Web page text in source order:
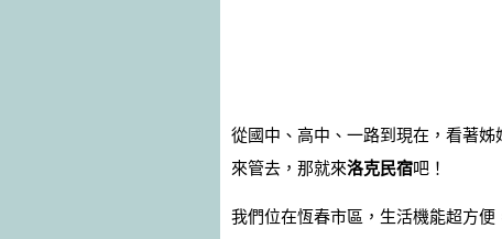
從國中、高中、一路到現在，看著
來管去，那就來洛克民宿吧！
我們位在恆春市區，生活機能超方